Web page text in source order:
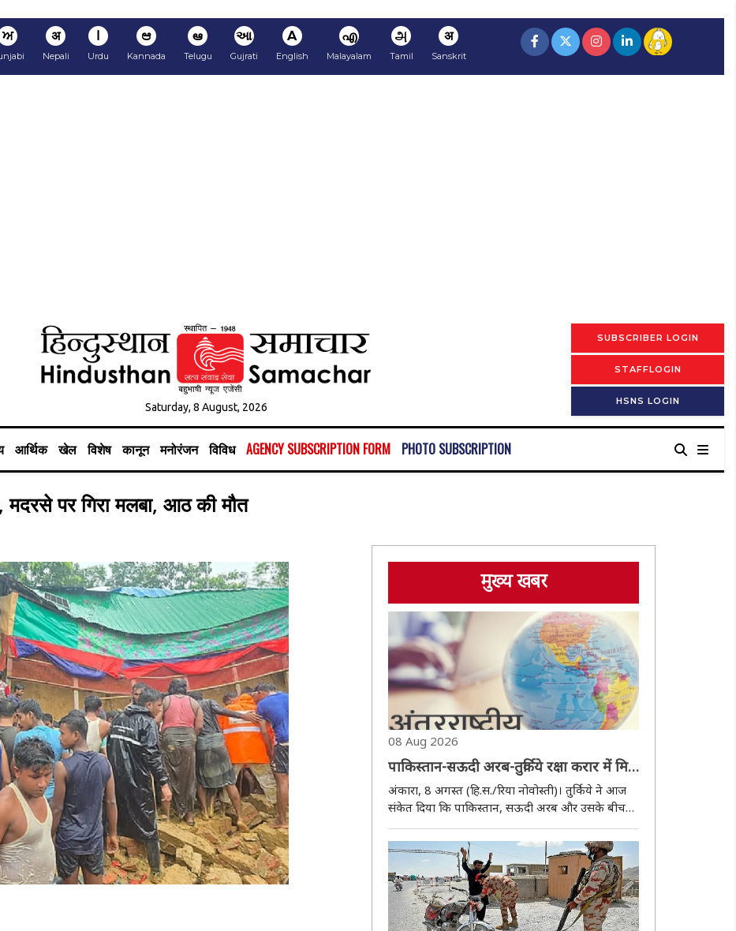
ਅ अ
Nepali
ا
Urdu
ಆ
Kannada
ఆ
Telugu
આ
Gujrati
A
English
എ
Malayalam
அ
Tamil
अ
Sanskrit
Saturday, 8 August, 2026
SUBSCRIBER LOGIN
STAFFLOGIN
HSNS LOGIN
आर्थिक खेल विशेष कानून मनोरंजन विविध AGENCY SUBSCRIPTION FORM PHOTO SUBSCRIPTION
मदरसे पर गिरा मलबा, आठ की मौत
मुख्य खबर
08 Aug 2026
पाकिस्तान-सऊदी अरब-तुर्किये रक्षा करार में मिस्र
भी हो सकता है शामिल
अंकारा, 8 अगस्त (हि.स./रिया नोवोस्ती)। तुर्किये ने आज
संकेत दिया कि पाकिस्तान, सऊदी अरब और उसके बीच
हस्ताक्षरित त्रिपक्षीय रक्षा समझाैते में मिस्र भी शामिल हाे
सकता है। तुर्किये के उपराष्ट्रपति जेवदेत यिलमाज़ ने
शनिवार को सीएनएन तुर्क काे दिये ..